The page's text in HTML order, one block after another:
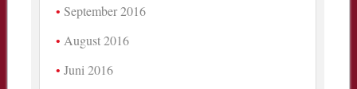
September 2016
August 2016
Juni 2016